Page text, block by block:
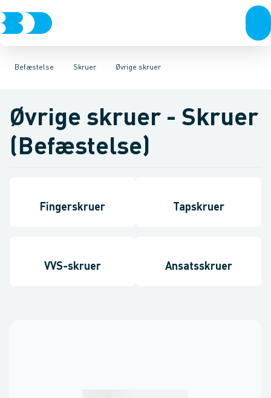
Befæstelse
VVSEl-teknik KloakVandforsyningKlima
Skruer
Bolte & sætskruerMøtrikkerSkiverSkruer
Øvrige skruer
Karmskruer FacadeskruerByggeskruer
Øvrige skruer - Skruer
(Befæstelse)
Fingerskruer Tapskruer
VVS-skruer Ansatsskruer